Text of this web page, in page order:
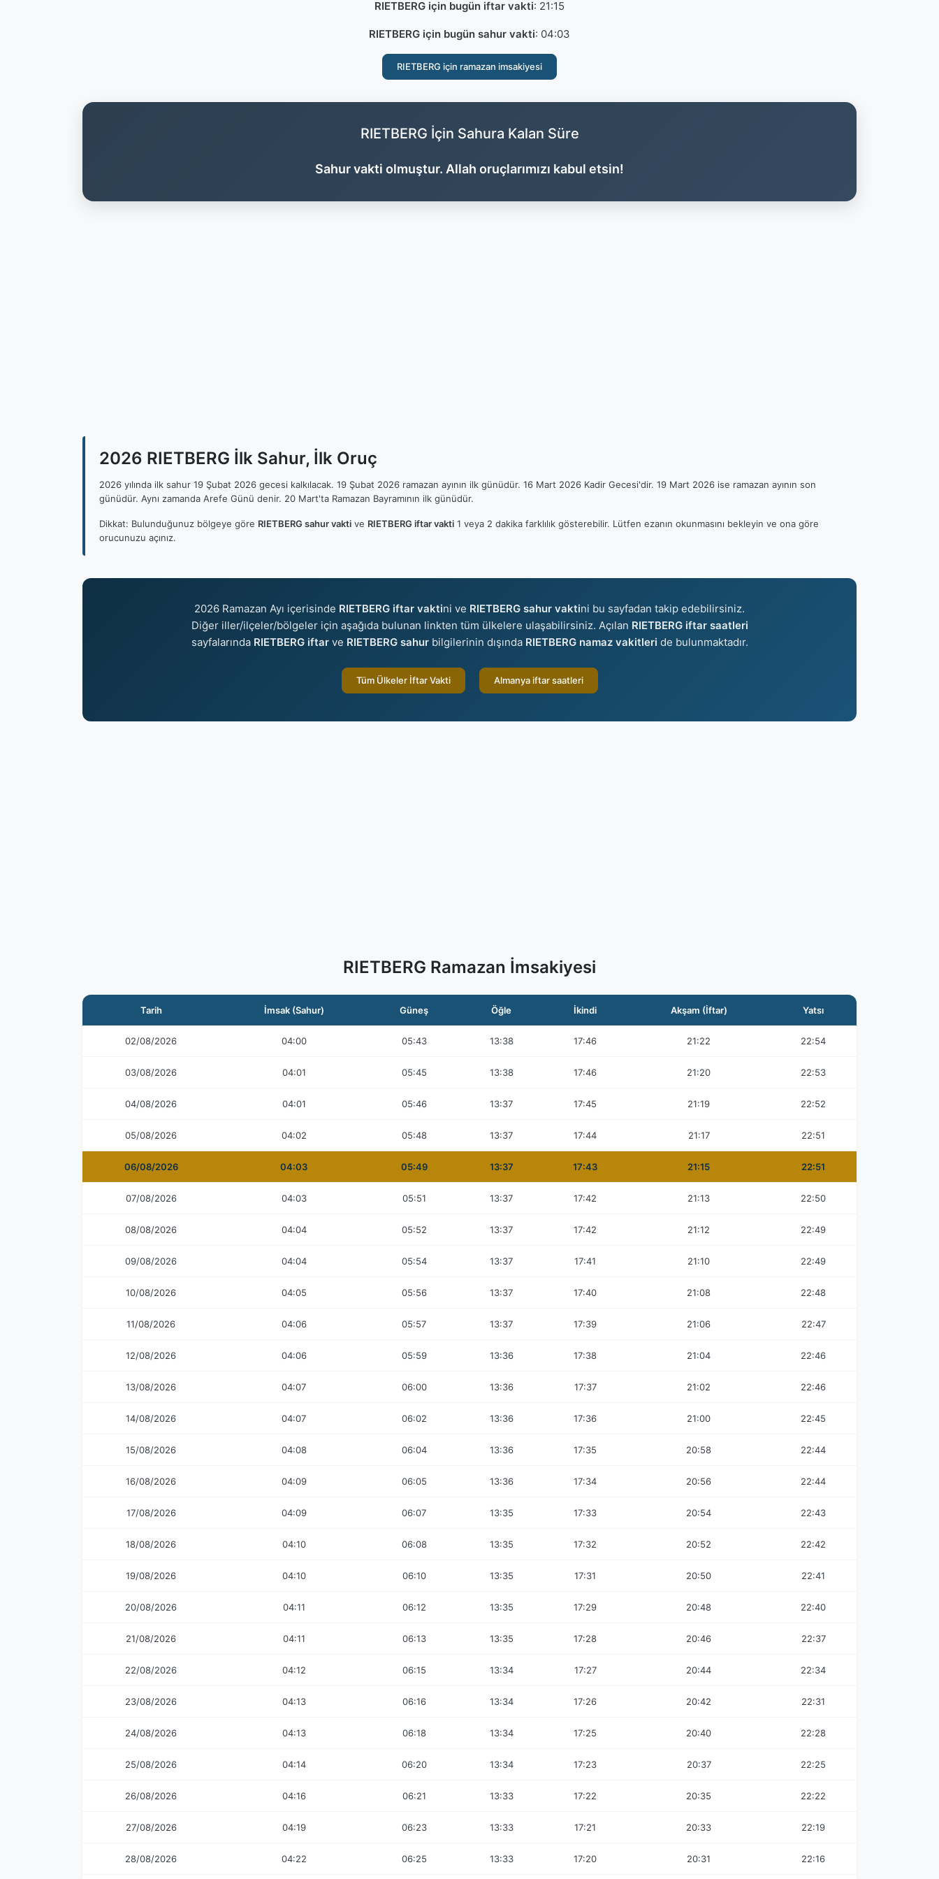
RIETBERG için bugün iftar vakti: 21:15
RIETBERG için bugün sahur vakti: 04:03
RIETBERG için ramazan imsakiyesi
RIETBERG İçin Sahura Kalan Süre
Sahur vakti olmuştur. Allah oruçlarımızı kabul etsin!
2026 RIETBERG İlk Sahur, İlk Oruç
2026 yılında ilk sahur 19 Şubat 2026 gecesi kalkılacak. 19 Şubat 2026 ramazan ayının ilk günüdür. 16 Mart 2026 Kadir Gecesi'dir. 19 Mart 2026 ise ramazan ayının son
günüdür. Aynı zamanda Arefe Günü denir. 20 Mart'ta Ramazan Bayramının ilk günüdür.
Dikkat: Bulunduğunuz bölgeye göre RIETBERG sahur vakti ve RIETBERG iftar vakti 1 veya 2 dakika farklılık gösterebilir. Lütfen ezanın okunmasını bekleyin ve ona göre
orucunuzu açınız.
2026 Ramazan Ayı içerisinde RIETBERG iftar vaktini ve RIETBERG sahur vaktini bu sayfadan takip edebilirsiniz.
Diğer iller/ilçeler/bölgeler için aşağıda bulunan linkten tüm ülkelere ulaşabilirsiniz. Açılan RIETBERG iftar saatleri
sayfalarında RIETBERG iftarve RIETBERG sahurbilgilerinin dışında RIETBERG namaz vakitleri de bulunmaktadır.
Tüm Ülkeler İftar Vakti Almanya iftar saatleri
RIETBERG Ramazan İmsakiyesi
Tarih İmsak (Sahur) Güneş Öğle İkindi Akşam (İftar) Yatsı
02/08/2026 04:00 05:43 13:38 17:46 21:22 22:54
03/08/2026 04:01 05:45 13:38 17:46 21:20 22:53
04/08/2026 04:01 05:46 13:37 17:45 21:19 22:52
05/08/2026 04:02 05:48 13:37 17:44 21:17 22:51
06/08/2026 04:03 05:49 13:37 17:43 21:15 22:51
07/08/2026 04:03 05:51 13:37 17:42 21:13 22:50
08/08/2026 04:04 05:52 13:37 17:42 21:12 22:49
09/08/2026 04:04 05:54 13:37 17:41 21:10 22:49
10/08/2026 04:05 05:56 13:37 17:40 21:08 22:48
11/08/2026 04:06 05:57 13:37 17:39 21:06 22:47
12/08/2026 04:06 05:59 13:36 17:38 21:04 22:46
13/08/2026 04:07 06:00 13:36 17:37 21:02 22:46
14/08/2026 04:07 06:02 13:36 17:36 21:00 22:45
15/08/2026 04:08 06:04 13:36 17:35 20:58 22:44
16/08/2026 04:09 06:05 13:36 17:34 20:56 22:44
17/08/2026 04:09 06:07 13:35 17:33 20:54 22:43
18/08/2026 04:10 06:08 13:35 17:32 20:52 22:42
19/08/2026 04:10 06:10 13:35 17:31 20:50 22:41
20/08/2026 04:11 06:12 13:35 17:29 20:48 22:40
21/08/2026 04:11 06:13 13:35 17:28 20:46 22:37
22/08/2026 04:12 06:15 13:34 17:27 20:44 22:34
23/08/2026 04:13 06:16 13:34 17:26 20:42 22:31
24/08/2026 04:13 06:18 13:34 17:25 20:40 22:28
25/08/2026 04:14 06:20 13:34 17:23 20:37 22:25
26/08/2026 04:16 06:21 13:33 17:22 20:35 22:22
27/08/2026 04:19 06:23 13:33 17:21 20:33 22:19
28/08/2026 04:22 06:25 13:33 17:20 20:31 22:16